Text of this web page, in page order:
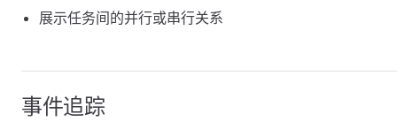
展示任务间的并行或串行关系
事件追踪